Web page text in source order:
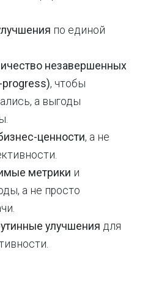
по единой
незавершенных
progress), чтобы
а выгоды
ценности, а не
метрики и
а не просто
улучшения для